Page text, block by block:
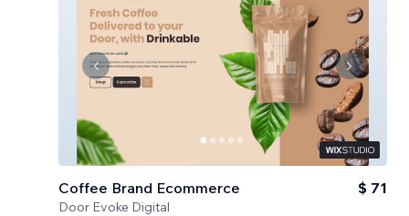
Coffee Brand Ecommerce
Door Evoke Digital
$ 71